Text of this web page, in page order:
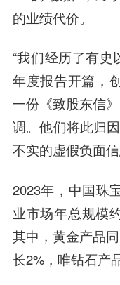
的业绩代价。
“我们经历了有史
年度报告开篇，
一份《致股东信
调。他们将此归
不实的虚假负面信
2023年，中国珠
业市场年总规模
其中，黄金产品
长2%，唯钻石产